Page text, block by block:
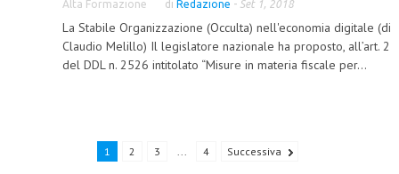
Alta Formazione di Redazione - Set 1, 2018
La Stabile Organizzazione (Occulta) nell'economia digitale (di
Claudio Melillo) Il legislatore nazionale ha proposto, all’art. 2
del DDL n. 2526 intitolato “Misure in materia fiscale per...
1 2 3 ... 4 Successiva